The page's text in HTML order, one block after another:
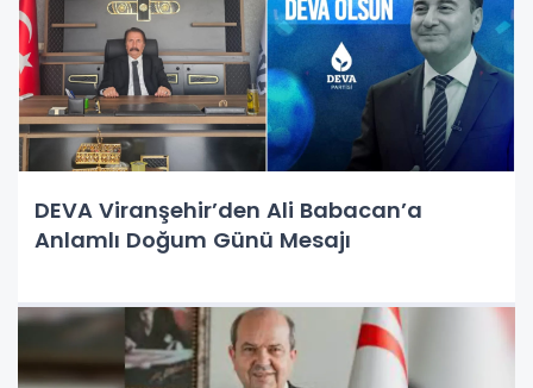
DEVA Viranşehir’den Ali Babacan’a
Anlamlı Doğum Günü Mesajı